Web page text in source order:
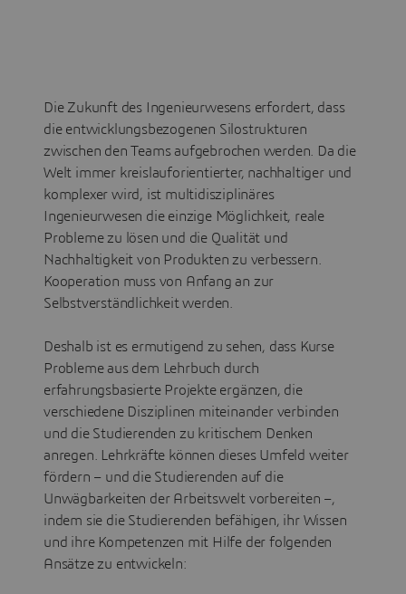
Die Zukunft des Ingenieurwesens erfordert, dass
die entwicklungsbezogenen Silostrukturen
zwischen den Teams aufgebrochen werden. Da die
Welt immer kreislauforientierter, nachhaltiger und
komplexer wird, ist multidisziplinäres
Ingenieurwesen die einzige Möglichkeit, reale
Probleme zu lösen und die Qualität und
Nachhaltigkeit von Produkten zu verbessern.
Kooperation muss von Anfang an zur
Selbstverständlichkeit werden.
Deshalb ist es ermutigend zu sehen, dass Kurse
Probleme aus dem Lehrbuch durch
erfahrungsbasierte Projekte ergänzen, die
verschiedene Disziplinen miteinander verbinden
und die Studierenden zu kritischem Denken
anregen. Lehrkräfte können dieses Umfeld weiter
fördern – und die Studierenden auf die
Unwägbarkeiten der Arbeitswelt vorbereiten –,
indem sie die Studierenden befähigen, ihr Wissen
und ihre Kompetenzen mit Hilfe der folgenden
Ansätze zu entwickeln: